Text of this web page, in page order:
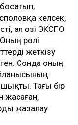
келсек,
ал өзі ЭКСПО
Оның рөлі
жеткізу
Сонда оның
шықты. Тағы бір
жасаған,
жазалау